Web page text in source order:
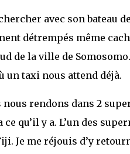
avec son bateau
détrempés même
de la ville de
un taxi nous attend déjà.
rendons dans 2
qu’il y a. L’un des
Je me réjouis d’y